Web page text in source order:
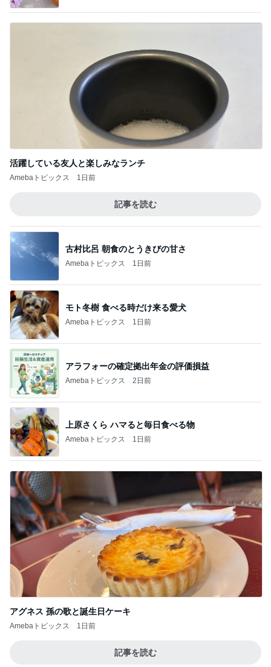
活躍している友人と楽しみなランチ
Amebaトピックス 1日前
記事を読む
古村比呂 朝食のとうきびの甘さ
Amebaトピックス 1日前
モト冬樹 食べる時だけ来る愛犬
Amebaトピックス 1日前
アラフォーの確定拠出年金の評価損益
Amebaトピックス 2日前
上原さくら ハマると毎日食べる物
Amebaトピックス 1日前
アグネス 孫の歌と誕生日ケーキ
Amebaトピックス 1日前
記事を読む